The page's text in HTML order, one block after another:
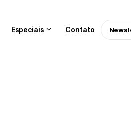
Especiais Contato